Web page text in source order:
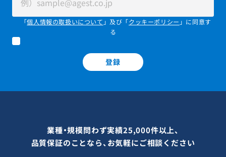
「個人情報の取扱いについて 」及び「クッキーポリシー 」に同意す
る
登録
業種・規模問わず実績25,000件以上、
品質保証のことなら、お気軽にご相談ください